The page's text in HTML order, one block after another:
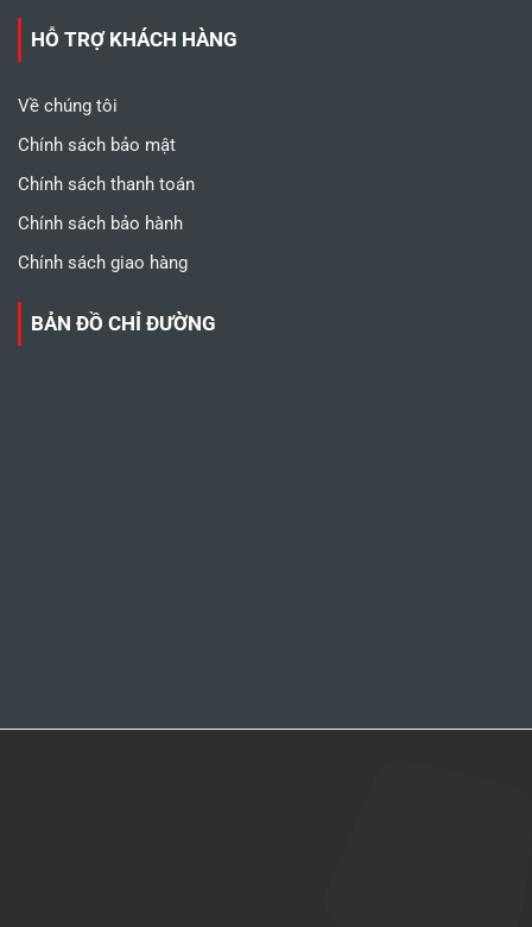
HỖ TRỢ KHÁCH HÀNG
Về chúng tôi
Chính sách bảo mật
Chính sách thanh toán
Chính sách bảo hành
Chính sách giao hàng
BẢN ĐỒ CHỈ ĐƯỜNG